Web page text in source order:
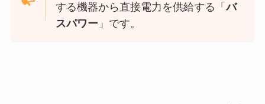
する機器から直接電力を供給する「バ
スパワー 」です。